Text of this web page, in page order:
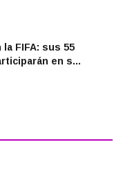
la FIFA: sus 55
en s...